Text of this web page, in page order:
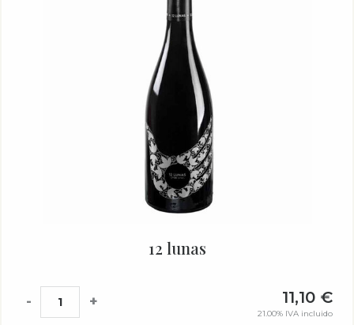
12 lunas
11,10 €
21.00% IVA incluido
- +